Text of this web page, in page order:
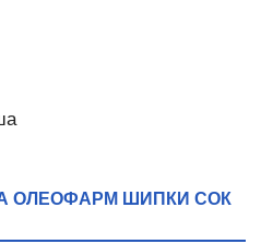
ОЛЕОФАРМ ШИПКИ СОК